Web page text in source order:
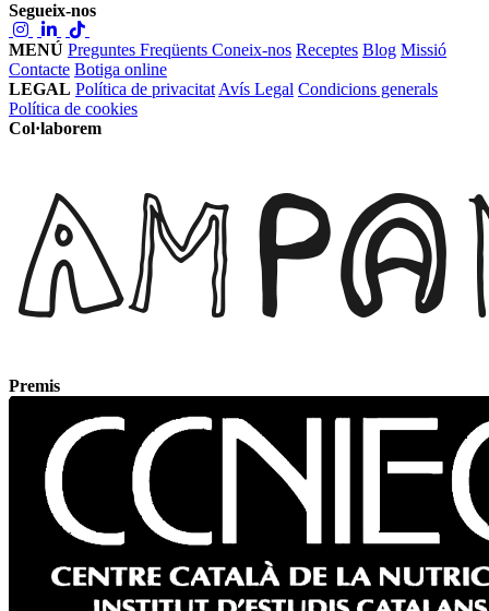
Segueix-nos
MENÚ Preguntes Freqüents Coneix-nos Receptes Blog Missió
Contacte Botiga online
LEGAL Política de privacitat Avís Legal Condicions generals
Política de cookies
Col·laborem
Premis